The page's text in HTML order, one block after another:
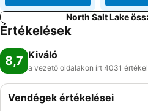
North Salt Lake
Értékelések
8,7 Kiváló
a vezető oldalakon írt 4031
Vendégek értékelései